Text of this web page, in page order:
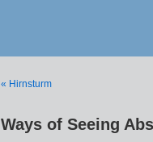
« Hirnsturm
Ways of Seeing